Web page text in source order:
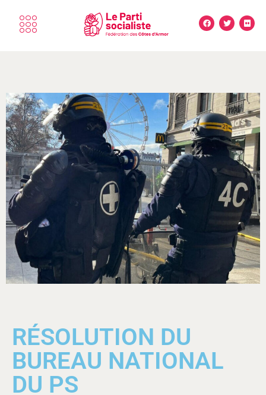
RÉSOLUTION DU
BUREAU NATIONAL
DU PS